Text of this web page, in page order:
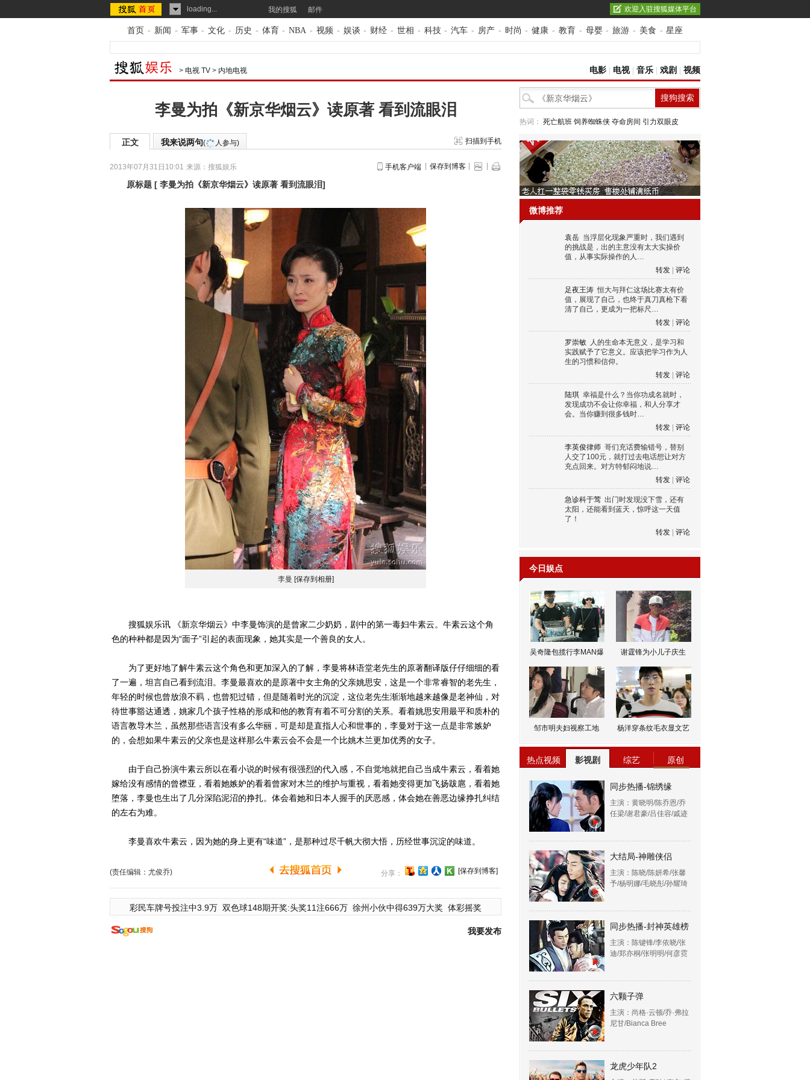
loading... 我的搜狐 邮件 欢迎入驻搜狐媒体平台
首页 - 新闻 - 军事 - 文化 - 历史 - 体育 - NBA - 视频 - 娱谈 - 财经 - 世相 - 科技 - 汽车 - 房产 - 时尚 - 健康 - 教育 - 母婴 - 旅游 - 美食 - 星座
> 电视 TV > 内地电视 电影 电视| 音乐 戏剧 视频
李曼为拍《新京华烟云》读原著 看到流眼泪
正文 我来说两句( 人参与) 扫描到手机
2013年07月31日10:01 来源： 搜狐娱乐 手机客户端 保存到博客
原标题 [ 李曼为拍《新京华烟云》读原著 看到流眼泪]
李曼 [保存到相册]
搜狐娱乐讯 《新京华烟云》中李曼饰演的是曾家二少奶奶，剧中的第一毒妇牛素云。牛素云这个角
色的种种都是因为“面子”引起的表面现象，她其实是一个善良的女人。
为了更好地了解牛素云这个角色和更加深入的了解，李曼将林语堂老先生的原著翻译版仔仔细细的看
了一遍，坦言自己看到流泪。李曼最喜欢的是原著中女主角的父亲姚思安，这是一个非常睿智的老先生，
年轻的时候也曾放浪不羁，也曾犯过错，但是随着时光的沉淀，这位老先生渐渐地越来越像是老神仙，对
待世事豁达通透，姚家几个孩子性格的形成和他的教育有着不可分割的关系。看着姚思安用最平和质朴的
语言教导木兰，虽然那些语言没有多么华丽，可是却是直指人心和世事的，李曼对于这一点是非常嫉妒
的，会想如果牛素云的父亲也是这样那么牛素云会不会是一个比姚木兰更加优秀的女子。
由于自己扮演牛素云所以在看小说的时候有很强烈的代入感，不自觉地就把自己当成牛素云，看着她
嫁给没有感情的曾襟亚，看着她嫉妒的看着曾家对木兰的维护与重视，看着她变得更加飞扬跋扈，看着她
堕落，李曼也生出了几分深陷泥沼的挣扎。体会着她和日本人握手的厌恶感，体会她在善恶边缘挣扎纠结
的左右为难。
李曼喜欢牛素云，因为她的身上更有“味道”，是那种过尽千帆大彻大悟，历经世事沉淀的味道。
(责任编辑：尤俊乔) 分享： [保存到博客]
彩民车牌号投注中3.9万 双色球148期开奖:头奖11注666万 徐州小伙中得639万大奖 体彩摇奖
我要发布
热词： 死亡航班 饲养蜘蛛侠 夺命房间 引力双眼皮
微博推荐
袁岳 当浮层化现象严重时，我们遇到
的挑战是，出的主意没有太大实操价
值，从事实际操作的人…
转发
评论
足夜王涛 恒大与拜仁这场比赛太有价
值，展现了自己，也终于真刀真枪下看
清了自己，更成为一把标尺…
转发
评论
罗崇敏 人的生命本无意义，是学习和
实践赋予了它意义。应该把学习作为人
生的习惯和信仰。
转发
评论
陆琪 幸福是什么？当你功成名就时，
发现成功不会让你幸福，和人分享才
会。当你赚到很多钱时…
转发
评论
李英俊律师 哥们充话费输错号，替别
人交了100元，就打过去电话想让对方
充点回来。对方特郁闷地说…
转发
评论
急诊科于莺 出门时发现没下雪，还有
太阳，还能看到蓝天，惊呼这一天值
了！
转发
评论
今日娱点
吴奇隆包揽行李MAN爆 谢霆锋为小儿子庆生
邹市明夫妇视察工地 杨洋穿条纹毛衣显文艺
热点视频 影视剧 综艺 原创
同步热播-锦绣缘
主演：黄晓明/陈乔恩/乔
任梁/谢君豪/吕佳容/戚迹
大结局-神雕侠侣
主演：陈晓/陈妍希/张馨
予/杨明娜/毛晓彤/孙耀琦
同步热播-封神英雄榜
主演：陈键锋/李依晓/张
迪/郑亦桐/张明明/何彦霓
六颗子弹
主演：尚格·云顿/乔·弗拉
尼甘/Bianca Bree
龙虎少年队2